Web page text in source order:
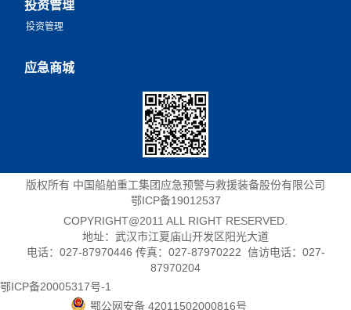
投资管理
投资管理
应急商城
版权所有 中国船舶重工集团应急预警与救援装备股份有限公司
鄂ICP备19012537
COPYRIGHT@2011 ALL RIGHT RESERVED.
地址：武汉市江夏庙山开发区阳光大道
电话：027-87970446 传真：027-87970222 信访电话：027-
87970204
鄂ICP备20005317号-1
鄂公网安备 42011502000816号